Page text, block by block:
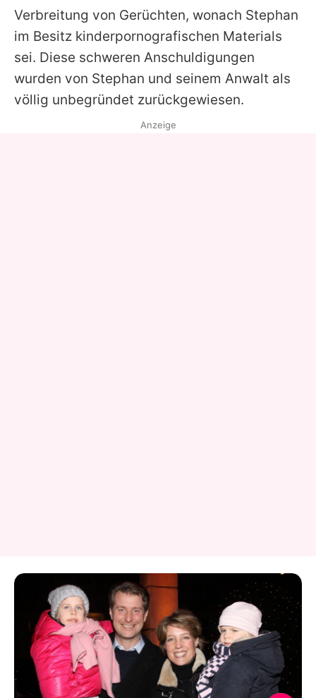
Verbreitung von Gerüchten, wonach Stephan
im Besitz kinderpornografischen Materials
sei. Diese schweren Anschuldigungen
wurden von Stephan und seinem Anwalt als
völlig unbegründet zurückgewiesen.
Anzeige